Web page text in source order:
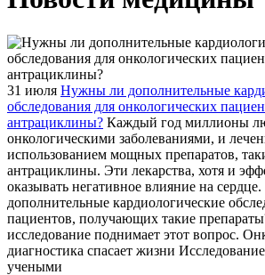
31 июля Нужны ли дополнительные
обследования для онкологических
антрациклины? Каждый год миллионы
онкологическими заболеваниями, и
использованием мощных препаратов,
антрациклины. Эти лекарства, хотя и
оказывать негативное влияние на
дополнительные кардиологические
пациентов, получающих такие
исследование поднимает этот вопрос.
диагностика спасает жизни
учеными